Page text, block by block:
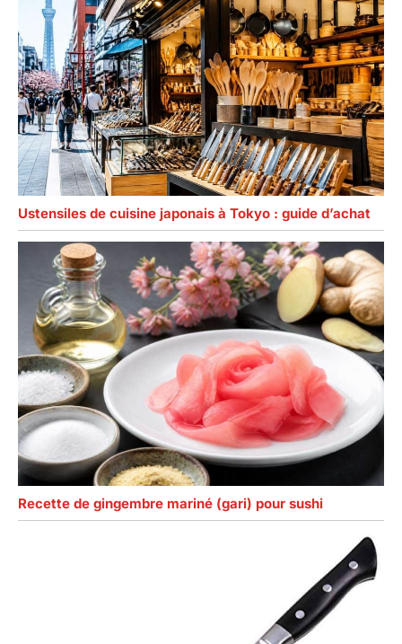
Ustensiles de cuisine japonais à Tokyo : guide d’achat
Recette de gingembre mariné (gari) pour sushi